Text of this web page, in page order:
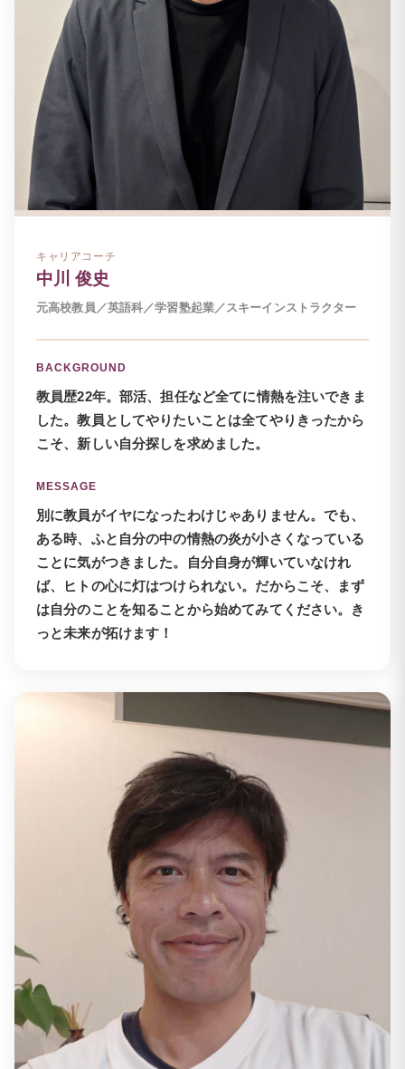
キャリアコーチ
中川 俊史
元高校教員／英語科／学習塾起業／スキーインストラクター
BACKGROUND
教員歴22年。部活、担任など全てに情熱を注いできま
した。教員としてやりたいことは全てやりきったから
こそ、新しい自分探しを求めました。
MESSAGE
別に教員がイヤになったわけじゃありません。でも、
ある時、ふと自分の中の情熱の炎が小さくなっている
ことに気がつきました。自分自身が輝いていなけれ
ば、ヒトの心に灯はつけられない。だからこそ、まず
は自分のことを知ることから始めてみてください。き
っと未来が拓けます！